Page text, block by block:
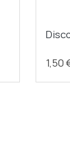
1,50